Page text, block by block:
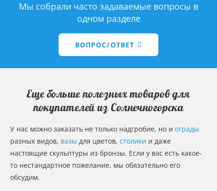
Мы собрали часто задаваемые вопросы в
одном разделе
ВОПРОС/ОТВЕТ
Еще больше полезных товаров для
покупателей из Солнечногорска
У нас можно заказать не только надгробие, но и ограды
разных видов, вазы для цветов, столики и даже
настоящие скульптуры из бронзы. Если у вас есть какое-
то нестандартное пожелание, мы обязательно его
обсудим.